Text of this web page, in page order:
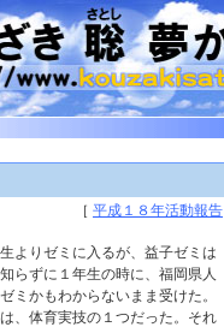
［ 平成１８年活動報告
よりゼミに入るが、益子ゼミは
らずに１年生の時に、福岡県人
ミかもわからないまま受けた。
、体育実技の１つだった。それ